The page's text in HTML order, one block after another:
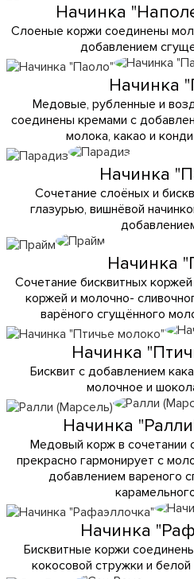
Начинка
Слоеные коржи соединены
добавлением
Начинка
Медовые, рубленные и
соединены кремами с
молока, какао и
Начинка
Сочетание слоёных и
глазурью, вишнёвой
Начинка
Сочетание бисквитных
коржей и молочно-
варёного сгущённого
Начинка
Бисквит с добавлением
молочное и
Начинка
Медовый корж в сочетании
прекрасно гармонирует с
добавлением вареного
Начинка
Бисквитные коржи
кокосовой стружки и белой